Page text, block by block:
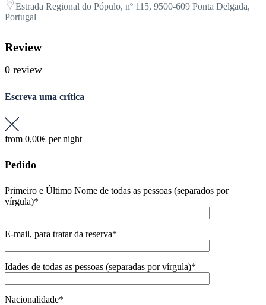
Estrada Regional do Pópulo, nº 115, 9500-609 Ponta Delgada,
Portugal
Review
0 review
Escreva uma crítica
from 0,00€ per night
Pedido
Primeiro e Último Nome de todas as pessoas (separados por
vírgula)*
E-mail, para tratar da reserva*
Idades de todas as pessoas (separadas por vírgula)*
Nacionalidade*